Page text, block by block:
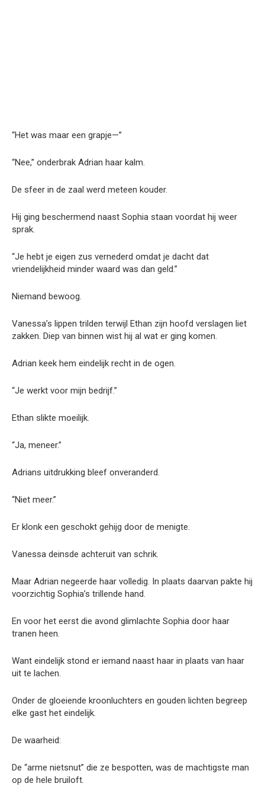
“Het was maar een grapje—”
“Nee,” onderbrak Adrian haar kalm.
De sfeer in de zaal werd meteen kouder.
Hij ging beschermend naast Sophia staan ​​voordat hij weer
sprak.
“Je hebt je eigen zus vernederd omdat je dacht dat
vriendelijkheid minder waard was dan geld.”
Niemand bewoog.
Vanessa’s lippen trilden terwijl Ethan zijn hoofd verslagen liet
zakken. Diep van binnen wist hij al wat er ging komen.
Adrian keek hem eindelijk recht in de ogen.
“Je werkt voor mijn bedrijf.”
Ethan slikte moeilijk.
“Ja, meneer.”
Adrians uitdrukking bleef onveranderd.
“Niet meer.”
Er klonk een geschokt gehijg door de menigte.
Vanessa deinsde achteruit van schrik.
Maar Adrian negeerde haar volledig. In plaats daarvan pakte hij
voorzichtig Sophia’s trillende hand.
En voor het eerst die avond glimlachte Sophia door haar
tranen heen.
Want eindelijk stond er iemand naast haar in plaats van haar
uit te lachen.
Onder de gloeiende kroonluchters en gouden lichten begreep
elke gast het eindelijk.
De waarheid:
De “arme nietsnut” die ze bespotten, was de machtigste man
op de hele bruiloft.